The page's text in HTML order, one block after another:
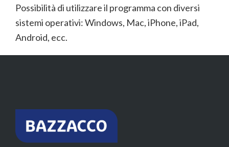
Possibilità di utilizzare il programma con diversi
sistemi operativi: Windows, Mac, iPhone, iPad,
Android, ecc.